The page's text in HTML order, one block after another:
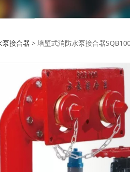
消防水泵接
泵接合器 > 墙壁式消防水泵接合器